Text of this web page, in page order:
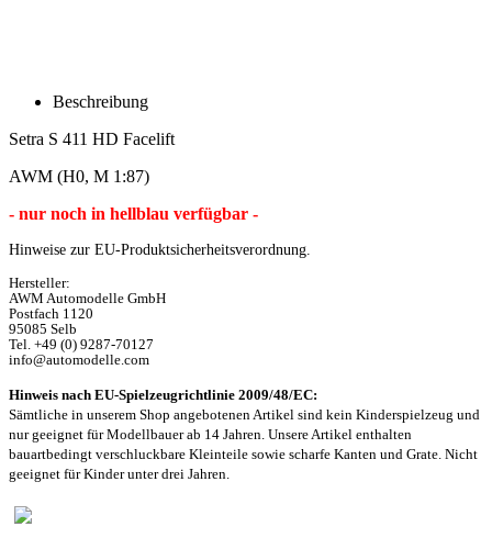
Beschreibung
Setra S 411 HD Facelift
AWM (H0, M 1:87)
- nur noch in hellblau verfügbar -
Hinweise zur EU-Produktsicherheitsverordnung.
Hersteller:
AWM Automodelle GmbH
Postfach 1120
95085 Selb
Tel. +49 (0) 9287-70127
info@automodelle.com
Hinweis nach EU-Spielzeugrichtlinie 2009/48/EC:
Sämtliche in unserem Shop angebotenen Artikel sind kein Kinderspielzeug und
nur geeignet für Modellbauer ab 14 Jahren. Unsere Artikel enthalten
bauartbedingt verschluckbare Kleinteile sowie scharfe Kanten und Grate. Nicht
geeignet für Kinder unter drei Jahren.